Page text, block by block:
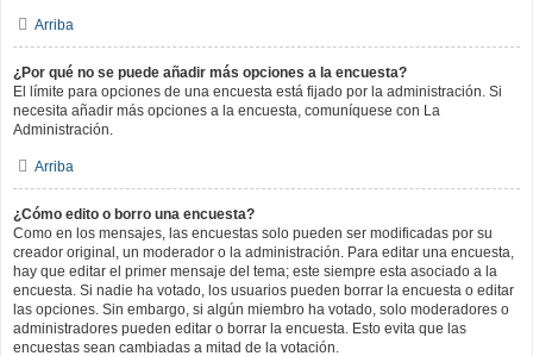
Arriba
¿Por qué no se puede añadir más opciones a la encuesta?
El límite para opciones de una encuesta está fijado por la administración. Si
necesita añadir más opciones a la encuesta, comuníquese con La
Administración.
Arriba
¿Cómo edito o borro una encuesta?
Como en los mensajes, las encuestas solo pueden ser modificadas por su
creador original, un moderador o la administración. Para editar una encuesta,
hay que editar el primer mensaje del tema; este siempre esta asociado a la
encuesta. Si nadie ha votado, los usuarios pueden borrar la encuesta o editar
las opciones. Sin embargo, si algún miembro ha votado, solo moderadores o
administradores pueden editar o borrar la encuesta. Esto evita que las
encuestas sean cambiadas a mitad de la votación.